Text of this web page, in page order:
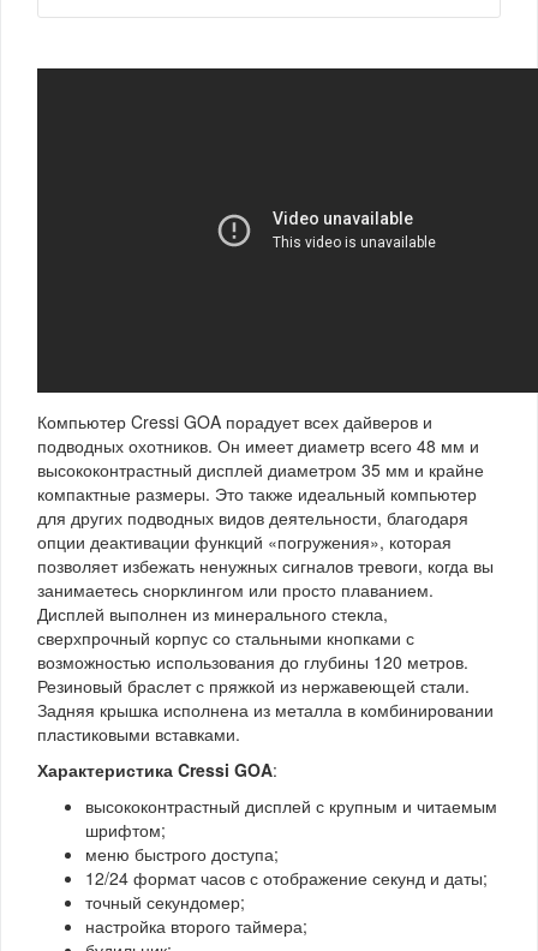
Компьютер Cressi GOA порадует всех дайверов и
подводных охотников. Он имеет диаметр всего 48 мм и
высококонтрастный дисплей диаметром 35 мм и крайне
компактные размеры. Это также идеальный компьютер
для других подводных видов деятельности, благодаря
опции деактивации функций «погружения», которая
позволяет избежать ненужных сигналов тревоги, когда вы
занимаетесь снорклингом или просто плаванием.
Дисплей выполнен из минерального стекла,
сверхпрочный корпус со стальными кнопками с
возможностью использования до глубины 120 метров.
Резиновый браслет с пряжкой из нержавеющей стали.
Задняя крышка исполнена из металла в комбинировании
пластиковыми вставками.
Характеристика Cressi GOA:
высококонтрастный дисплей с крупным и читаемым
шрифтом;
меню быстрого доступа;
12/24 формат часов с отображение секунд и даты;
точный секундомер;
настройка второго таймера;